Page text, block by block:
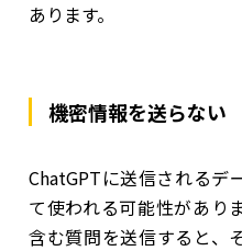
あります。
機密情報を送らない
ChatGPTに送信されるデ
て使われる可能性があり
含む質問を送信すると、